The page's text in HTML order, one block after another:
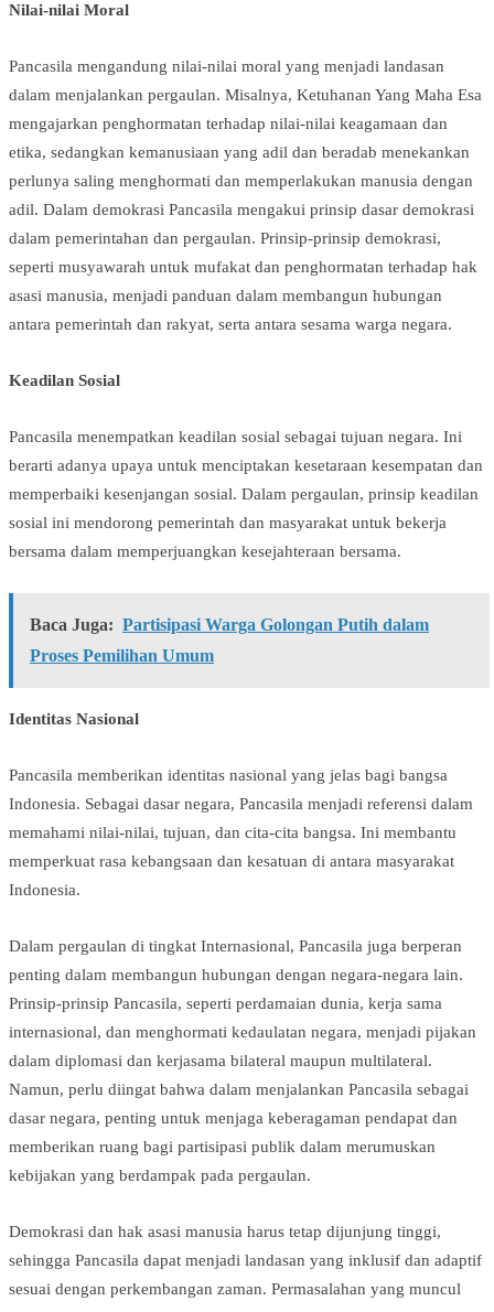
Nilai-nilai Moral
Pancasila mengandung nilai-nilai moral yang menjadi landasan
dalam menjalankan pergaulan. Misalnya, Ketuhanan Yang Maha Esa
mengajarkan penghormatan terhadap nilai-nilai keagamaan dan
etika, sedangkan kemanusiaan yang adil dan beradab menekankan
perlunya saling menghormati dan memperlakukan manusia dengan
adil. Dalam demokrasi Pancasila mengakui prinsip dasar demokrasi
dalam pemerintahan dan pergaulan. Prinsip-prinsip demokrasi,
seperti musyawarah untuk mufakat dan penghormatan terhadap hak
asasi manusia, menjadi panduan dalam membangun hubungan
antara pemerintah dan rakyat, serta antara sesama warga negara.
Keadilan Sosial
Pancasila menempatkan keadilan sosial sebagai tujuan negara. Ini
berarti adanya upaya untuk menciptakan kesetaraan kesempatan dan
memperbaiki kesenjangan sosial. Dalam pergaulan, prinsip keadilan
sosial ini mendorong pemerintah dan masyarakat untuk bekerja
bersama dalam memperjuangkan kesejahteraan bersama.
Baca Juga: Partisipasi Warga Golongan Putih dalam
Proses Pemilihan Umum
Identitas Nasional
Pancasila memberikan identitas nasional yang jelas bagi bangsa
Indonesia. Sebagai dasar negara, Pancasila menjadi referensi dalam
memahami nilai-nilai, tujuan, dan cita-cita bangsa. Ini membantu
memperkuat rasa kebangsaan dan kesatuan di antara masyarakat
Indonesia.
Dalam pergaulan di tingkat Internasional, Pancasila juga berperan
penting dalam membangun hubungan dengan negara-negara lain.
Prinsip-prinsip Pancasila, seperti perdamaian dunia, kerja sama
internasional, dan menghormati kedaulatan negara, menjadi pijakan
dalam diplomasi dan kerjasama bilateral maupun multilateral.
Namun, perlu diingat bahwa dalam menjalankan Pancasila sebagai
dasar negara, penting untuk menjaga keberagaman pendapat dan
memberikan ruang bagi partisipasi publik dalam merumuskan
kebijakan yang berdampak pada pergaulan.
Demokrasi dan hak asasi manusia harus tetap dijunjung tinggi,
sehingga Pancasila dapat menjadi landasan yang inklusif dan adaptif
sesuai dengan perkembangan zaman. Permasalahan yang muncul